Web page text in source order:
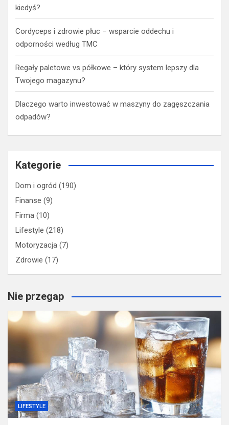
kiedyś?
Cordyceps i zdrowie płuc – wsparcie oddechu i
odporności według TMC
Regały paletowe vs półkowe – który system lepszy dla
Twojego magazynu?
Dlaczego warto inwestować w maszyny do zagęszczania
odpadów?
Kategorie
Dom i ogród (190)
Finanse (9)
Firma (10)
Lifestyle (218)
Motoryzacja (7)
Zdrowie (17)
Nie przegap
LIFESTYLE